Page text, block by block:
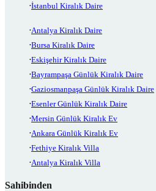
İstanbul Kiralık Daire
Antalya Kiralık Daire
Bursa Kiralık Daire
Eskişehir Kiralık Daire
Bayrampaşa Günlük Kiralık Daire
Gaziosmanpaşa Günlük Kiralık Daire
Esenler Günlük Kiralık Daire
Mersin Günlük Kiralık Ev
Ankara Günlük Kiralık Ev
Fethiye Kiralık Villa
Antalya Kiralık Villa
Sahibinden